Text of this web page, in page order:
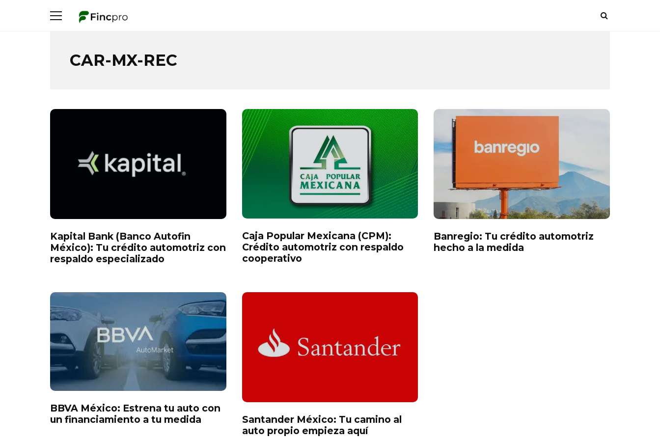
CAR-MX-REC
Kapital Bank (Banco Autofin
México): Tu crédito automotriz con
respaldo especializado
Caja Popular Mexicana (CPM):
Crédito automotriz con respaldo
cooperativo
Banregio: Tu crédito automotriz
hecho a la medida
BBVA México: Estrena tu auto con
un financiamiento a tu medida
Santander México: Tu camino al
auto propio empieza aquí